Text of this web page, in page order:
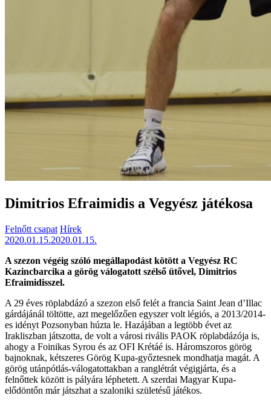
Dimitrios Efraimidis a Vegyész játékosa
Felnőtt csapat Hírek
2020.01.15.2020.01.15.
A szezon végéig szóló megállapodást kötött a Vegyész RC
Kazincbarcika a görög válogatott szélső ütővel, Dimitrios
Efraimidisszel.
A 29 éves röplabdázó a szezon első felét a francia Saint Jean d’Illac
gárdájánál töltötte, azt megelőzően egyszer volt légiós, a 2013/2014-
es idényt Pozsonyban húzta le. Hazájában a legtöbb évet az
Irakliszban játszotta, de volt a városi rivális PAOK röplabdázója is,
ahogy a Foinikas Syrou és az OFI Krétáé is. Háromszoros görög
bajnoknak, kétszeres Görög Kupa-győztesnek mondhatja magát. A
görög utánpótlás-válogatottakban a ranglétrát végigjárta, és a
felnőttek között is pályára léphetett. A szerdai Magyar Kupa-
elődöntőn már játszhat a szaloniki születésű játékos.